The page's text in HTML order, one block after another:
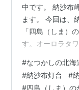
中です。 納沙布
ます。 今回は、
「四島（しま）
す。オーロラタ
ー」は続きます
タワー ▼ 四島（
#なつかしの北海
#納沙布灯台 #
#四島（しま）の